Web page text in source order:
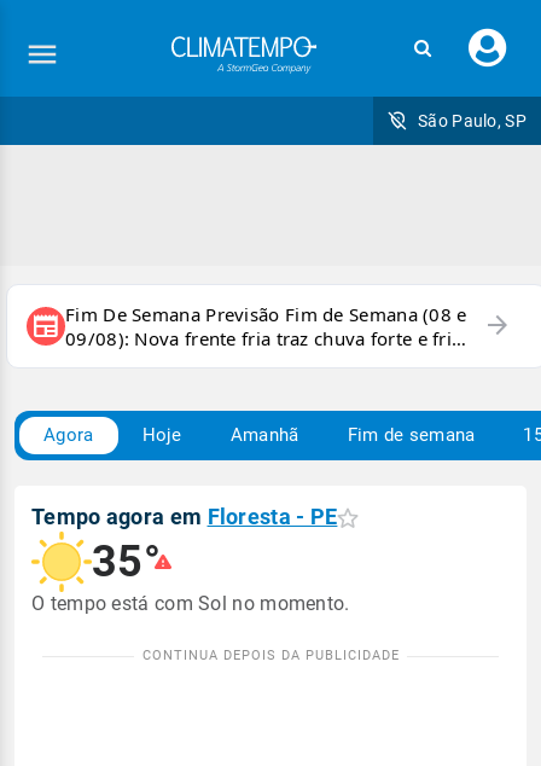
seu
São Paulo, SP
newspaper Fim De Semana Previsão Fim de Semana (08 e
09/08): Nova frente fria traz chuva forte e frio
para áreas do país
arrow_forward
Agora Hoje Amanhã Fim de semana
Tempo agora em Floresta - PE
35°
O tempo está com Sol no momento.